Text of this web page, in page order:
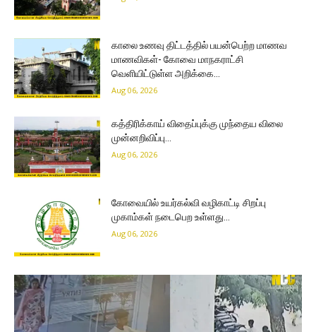
காலை உணவு திட்டத்தில் பயன்பெற்ற மாணவ
மாணவிகள்- கோவை மாநகராட்சி
வெளியிட்டுள்ள அறிக்கை…
Aug 06, 2026
கத்திரிக்காய் விதைப்புக்கு முந்தைய விலை
முன்னறிவிப்பு…
Aug 06, 2026
கோவையில் உயர்கல்வி வழிகாட்டி சிறப்பு
முகாம்கள் நடைபெற உள்ளது…
Aug 06, 2026